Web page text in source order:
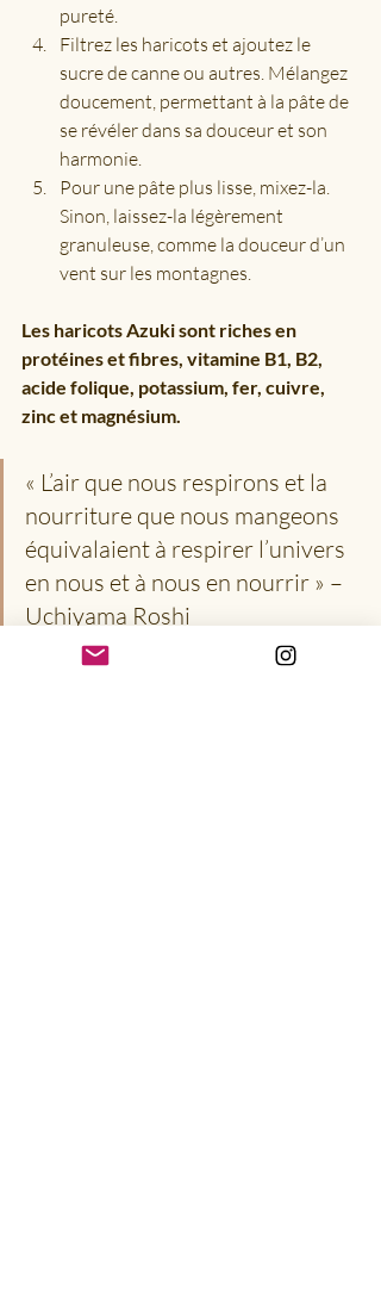
pureté.
Filtrez les haricots et ajoutez le
sucre de canne ou autres. Mélangez
doucement, permettant à la pâte de
se révéler dans sa douceur et son
harmonie.
Pour une pâte plus lisse, mixez-la.
Sinon, laissez-la légèrement
granuleuse, comme la douceur d’un
vent sur les montagnes.
Les haricots Azuki sont riches en
protéines et fibres, vitamine B1, B2,
acide folique, potassium, fer, cuivre,
zinc et magnésium.
« L’air que nous respirons et la
nourriture que nous mangeons
équivalaient à respirer l’univers
en nous et à nous en nourrir » –
Uchiyama Roshi